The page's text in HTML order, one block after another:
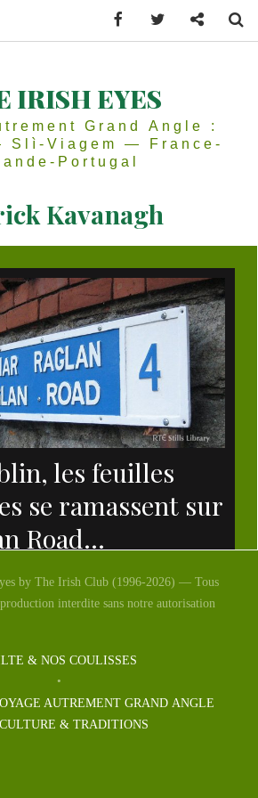
IRISH EYES
Grand Angle :
Slì-Viagem — France-
Portugal
Kavanagh
se ramassent sur
Road…
by The Irish Club (1996-2026) — Tous
interdite sans notre autorisation
& NOS COULISSES
AUTREMENT GRAND ANGLE
CULTURE & TRADITIONS
Facebook Twitter